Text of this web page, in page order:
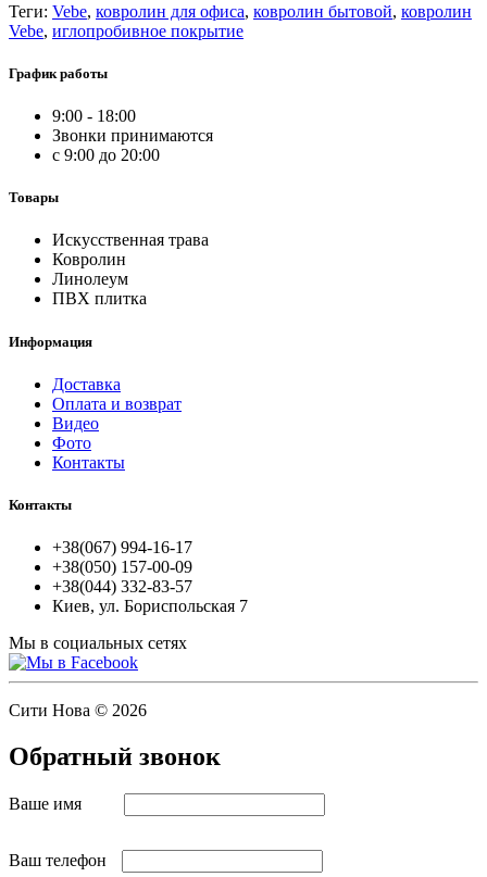
Теги: Vebe, ковролин для офиса, ковролин бытовой, ковролин
Vebe, иглопробивное покрытие
График работы
9:00 - 18:00
Звонки принимаются
с 9:00 до 20:00
Товары
Искусственная трава
Ковролин
Линолеум
ПВХ плитка
Информация
Доставка
Оплата и возврат
Видео
Фото
Контакты
Контакты
+38(067) 994-16-17
+38(050) 157-00-09
+38(044) 332-83-57
Киев, ул. Бориспольская 7
Мы в социальных сетях
Сити Нова © 2026
Обратный звонок
Ваше имя
Ваш телефон